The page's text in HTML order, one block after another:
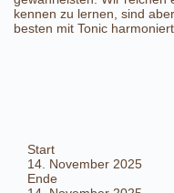
kennen zu lernen, sind
besten mit Tonic harmoniert.
Start
14. November 2025
Ende